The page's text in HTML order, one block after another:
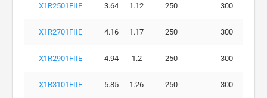
X1R2501FIIE 3.64 1.12 250 300
X1R2701FIIE 4.16 1.17 250 300
X1R2901FIIE 4.94 1.2 250 300
X1R3101FIIE 5.85 1.26 250 300